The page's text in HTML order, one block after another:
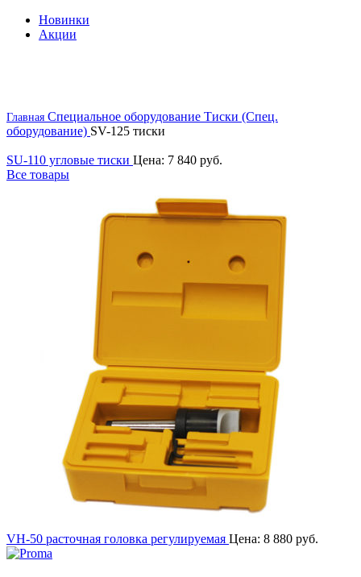
Новинки
Акции
Главная Специальное оборудование Тиски (Спец.
оборудование) SV-125 тиски
SU-110 угловые тиски Цена: 7 840 руб.
Все товары
VH-50 расточная головка регулируемая Цена: 8 880 руб.